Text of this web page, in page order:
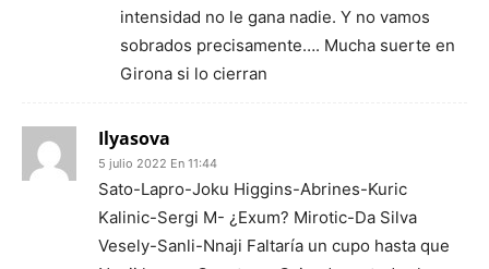
intensidad no le gana nadie. Y no vamos
sobrados precisamente…. Mucha suerte en
Girona si lo cierran
Ilyasova
5 julio 2022 En 11:44
Sato-Lapro-Joku Higgins-Abrines-Kuric
Kalinic-Sergi M- ¿Exum? Mirotic-Da Silva
Vesely-Sanli-Nnaji Faltaría un cupo hasta que